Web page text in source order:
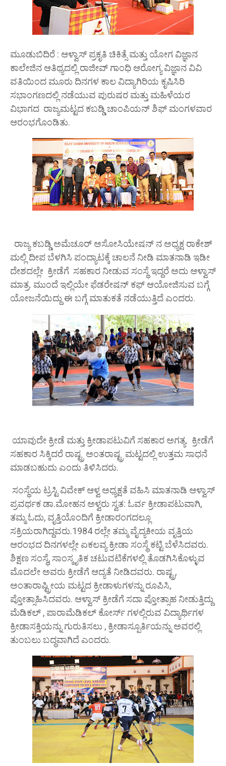
ಮೂಡುಬಿದಿರೆ : ಆಳ್ವಾಸ್ ಪ್ರಕೃತಿ ಚಿಕಿತ್ಸೆ ಮತ್ತು ಯೋಗ ವಿಜ್ಞಾನ
ಕಾಲೇಜಿನ ಆತಿಥ್ಯದಲ್ಲಿ ರಾಜೀವ್ ಗಾಂಧಿ ಆರೋಗ್ಯ ವಿಜ್ಞಾನ ವಿವಿ
ವತಿಯಿಂದ ಮೂರು ದಿನಗಳ ಕಾಲ ವಿದ್ಯಾಗಿರಿಯ ಕೃಷಿಸಿರಿ
ಸಭಾಂಗಣದಲ್ಲಿ ನಡೆಯುವ ಪುರುಷರ ಮತ್ತು ಮಹಿಳೆಯರ
ವಿಭಾಗದ ರಾಜ್ಯಮಟ್ಟದ ಕಬಡ್ಡಿ ಚಾಂಪಿಯನ್ ಶಿಫ್ ಮಂಗಳವಾರ
ಆರಂಭಗೊಂಡಿತು.
ರಾಜ್ಯ ಕಬಡ್ಡಿ ಅಮೆಚೂರ್ ಅಸೋಸಿಯೇಷನ್ ನ ಅಧ್ಯಕ್ಷ ರಾಕೇಶ್
ಮಲ್ಲಿ ದೀಪ ಬೆಳಗಿಸಿ ಪಂದ್ಯಾಟಕ್ಕೆ ಚಾಲನೆ ನೀಡಿ ಮಾತನಾಡಿ ಇಡೀ
ದೇಶದಲ್ಲೇ ಕ್ರೀಡೆಗೆ ಸಹಕಾರ ನೀಡುವ ಸಂಸ್ಥೆ ಇದ್ದರೆ ಅದು ಆಳ್ವಾಸ್
ಮಾತ್ರ. ಮುಂದೆ ಇಲ್ಲಿಯೇ ಫೆಡರೇಷನ್ ಕಫ್ ಆಯೋಜಿಸುವ ಬಗ್ಗೆ
ಯೋಜನೆಯಿದ್ದು ಈ ಬಗ್ಗೆ ಮಾತುಕತೆ ನಡೆಯುತ್ತಿದೆ ಎಂದರು.
ಯಾವುದೇ ಕ್ರೀಡೆ ಮತ್ತು ಕ್ರೀಡಾಪಟುವಿಗೆ ಸಹಕಾರ ಅಗತ್ಯ. ಕ್ರೀಡೆಗೆ
ಸಹಕಾರ ಸಿಕ್ಕಿದರೆ ರಾಷ್ಟ್ರ ಅಂತರಾಷ್ಟ್ರ ಮಟ್ಟದಲ್ಲಿ ಉತ್ತಮ ಸಾಧನೆ
ಮಾಡಬಹುದು ಎಂದು ತಿಳಿಸಿದರು.
ಸಂಸ್ಥೆಯ ಟ್ರಸ್ಟಿ ವಿವೇಕ್ ಆಳ್ವ ಅಧ್ಯಕ್ಷತೆ ವಹಿಸಿ ಮಾತನಾಡಿ ಆಳ್ವಾಸ್
ಪ್ರವರ್ಥಕ ಡಾ.ಮೋಹನ ಅಳ್ವರು ಸ್ವತ: ಓರ್ವ ಕ್ರೀಡಾಪಟುವಾಗಿ,
ತಮ್ಮ ಓದು, ವೃತ್ತಿಯೊಂದಿಗೆ ಕ್ರೀಡಾರಂಗದಲ್ಲೂ
ಸಕ್ರಿಯರಾಗಿದ್ದವರು.1984 ರಲ್ಲೇ ತಮ್ಮ ವೈದ್ಯಕೀಯ ವೃತ್ತಿಯ
ಆರಂಭದ ದಿನಗಳಲ್ಲೇ ಏಕಲವ್ಯ ಕ್ರೀಡಾ ಸಂಸ್ಥೆ ಕಟ್ಟಿ ಬೆಳೆಸಿದವರು.
ಶಿಕ್ಷಣ ಸಂಸ್ಥೆ, ಸಾಂಸ್ಕೃತಿಕ ಚಟುವಟಿಕೆಗಳಲ್ಲಿ ತೊಡಗಿಸಿಕೊಳ್ಳುವ
ಮೊದಲೇ ಅವರು ಕ್ರೀಡೆಗೆ ಆದ್ಯತೆ ನೀಡಿದವರು. ರಾಷ್ಟ್ರ,
ಅಂತಾರಾಷ್ಟ್ರೀಯ ಮಟ್ಟದ ಕ್ರೀಡಾಳುಗಳನ್ನು ರೂಪಿಸಿ,
ಪ್ತೋತ್ಸಾಹಿಸಿದವರು. ಆಳ್ವಾಸ್ ಕ್ರೀಡೆಗೆ ಸದಾ ಪ್ತೋತ್ಸಾಹ ನೀಡುತ್ತಿದ್ದು
ಮೆಡಿಕಲ್ , ಪಾರಾಮೆಡಿಕಲ್ ಕೋರ್ಸ್ ಗಳಲ್ಲಿರುವ ವಿದ್ಯಾರ್ಥಿಗಳ
ಕ್ರೀಡಾಸಕ್ತಿಯನ್ನು ಗುರುತಿಸಲು , ಕ್ರೀಡಾಸ್ಪೂರ್ತಿಯನ್ನು ಅವರಲ್ಲಿ
ತುಂಬಲು ಬದ್ಧವಾಗಿದೆ ಎಂದರು.